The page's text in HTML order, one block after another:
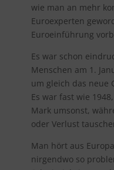
wie man an mehr
Euroexperten
Euroeinführung
Es war schon
Menschen am 1.
um gleich das neue
Es war fast wie
Mark umsonst,
oder Verlust
Man hört aus
nirgendwo so